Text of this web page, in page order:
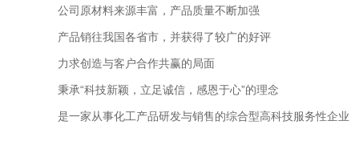
公司原材料来源丰富，产品质量不断加强
产品销往我国各省市，并获得了较广的好评
力求创造与客户合作共赢的局面
秉承“科技新颖，立足诚信，感恩于心”的理念
是一家从事化工产品研发与销售的综合型高科技服务性企业